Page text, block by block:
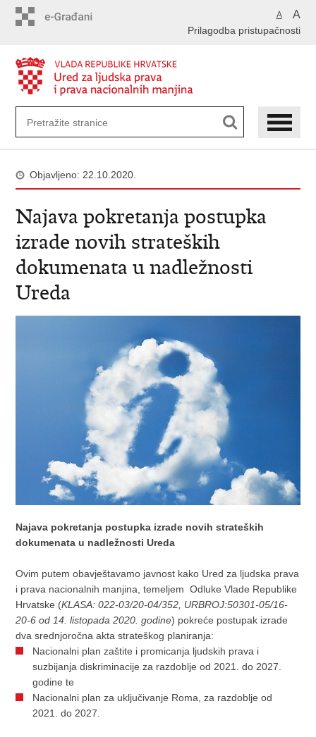
A A
Prilagodba pristupačnosti
Objavljeno: 22.10.2020.
Najava pokretanja postupka
izrade novih strateških
dokumenata u nadležnosti
Ureda
Najava pokretanja postupka izrade novih strateških
dokumenata u nadležnosti Ureda
Ovim putem obavještavamo javnost kako Ured za ljudska prava
i prava nacionalnih manjina, temeljem Odluke Vlade Republike
Hrvatske (KLASA: 022-03/20-04/352, URBROJ:50301-05/16-
20-6 od 14. listopada 2020. godine) pokreće postupak izrade
dva srednjoročna akta strateškog planiranja:
Nacionalni plan zaštite i promicanja ljudskih prava i
suzbijanja diskriminacije za razdoblje od 2021. do 2027.
godine te
Nacionalni plan za uključivanje Roma, za razdoblje od
2021. do 2027.